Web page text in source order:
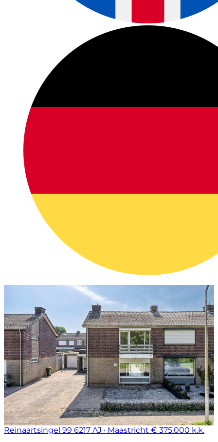
Reinaartsingel 99 6217 AJ · Maastricht € 375.000 k.k.